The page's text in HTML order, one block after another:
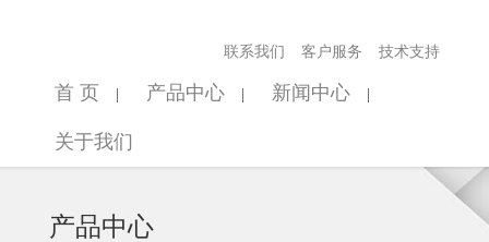
技术支持
客户服务
联系我们
首 页 产品中心 新闻中心
关于我们
产品中心